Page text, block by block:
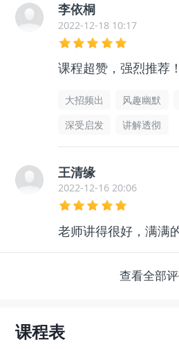
李依桐
2022-12-18 10:17
课程超赞，强烈推荐！
大招频出 风趣幽默
深受启发
讲解透彻
王清缘
2022-12-16 20:06
老师讲得很好，满满
查看全部
课程表